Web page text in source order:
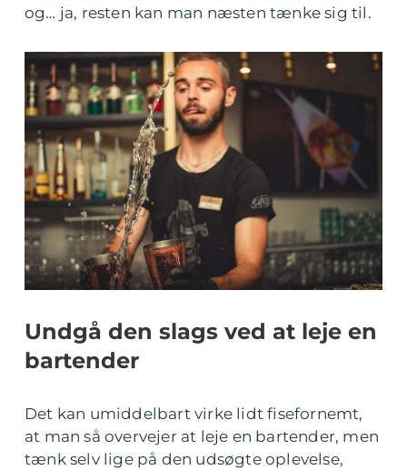
og… ja, resten kan man næsten tænke sig til.
Undgå den slags ved at leje en
bartender
Det kan umiddelbart virke lidt fisefornemt,
at man så overvejer at leje en bartender, men
tænk selv lige på den udsøgte oplevelse,